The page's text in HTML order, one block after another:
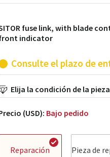
fuse link, with blade
indicator
Consulte el plazo de
Elija la condición de la
(USD): Bajo pedido
Reparación Pieza de